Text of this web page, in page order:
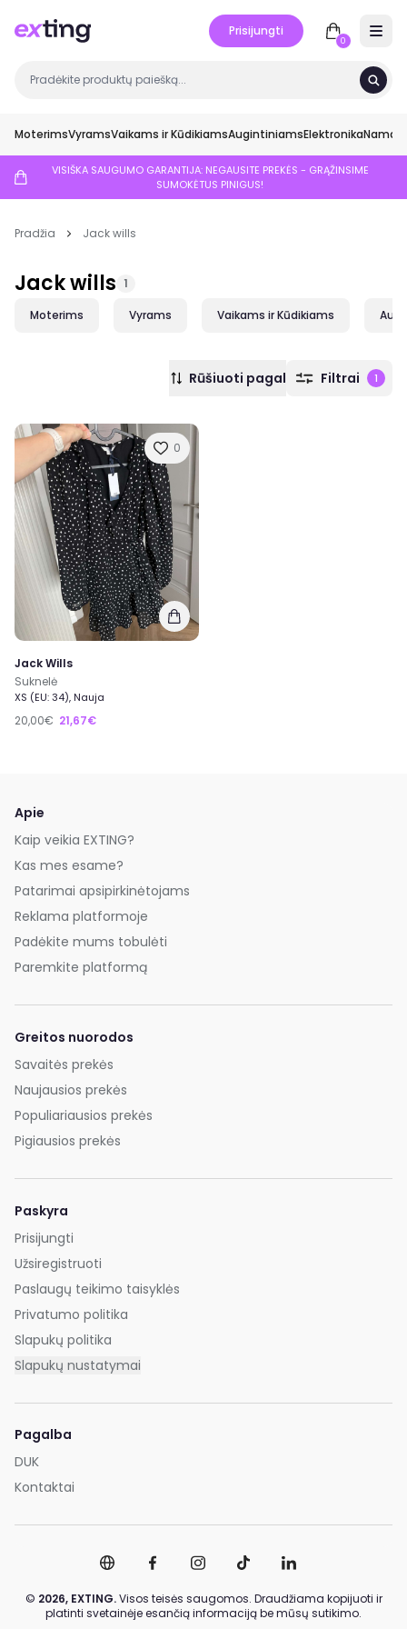
Prisijungti
0
MoterimsVyramsVaikams ir KūdikiamsAugintiniamsElektronikaNamai
VISIŠKA SAUGUMO GARANTIJA: NEGAUSITE PREKĖS - GRĄŽINSIME
SUMOKĖTUS PINIGUS!
Pradžia Jack wills
Jack wills 1
Moterims Vyrams Vaikams ir Kūdikiams
Rūšiuoti pagal Filtrai 1
0
Jack Wills
Suknelė
XS (EU: 34), Nauja
20,00€ 21,67€
Apie
Kaip veikia EXTING?
Kas mes esame?
Patarimai apsipirkinėtojams
Reklama platformoje
Padėkite mums tobulėti
Paremkite platformą
Greitos nuorodos
Savaitės prekės
Naujausios prekės
Populiariausios prekės
Pigiausios prekės
Paskyra
Prisijungti
Užsiregistruoti
Paslaugų teikimo taisyklės
Privatumo politika
Slapukų politika
Slapukų nustatymai
Pagalba
DUK
Kontaktai
© 2026, EXTING.Visos teisės saugomos. Draudžiama kopijuoti ir
platinti svetainėje esančią informaciją be mūsų sutikimo.